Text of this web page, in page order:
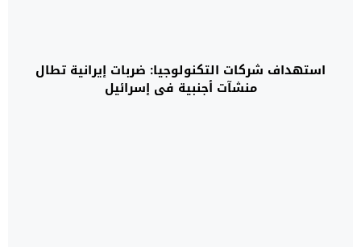
استهداف شركات التكنولوجيا: ضربات إيرانية تطال
منشآت أجنبية في إسرائيل